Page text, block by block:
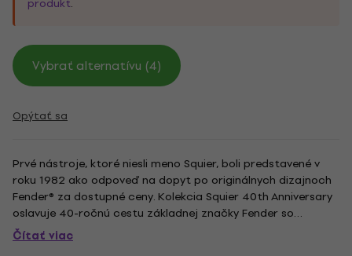
Vybrať alternatívu (4)
Opýtať sa
Prvé nástroje, ktoré niesli meno Squier, boli predstavené v
roku 1982 ako odpoveď na dopyt po originálnych dizajnoch
Fender® za dostupné ceny. Kolekcia Squier 40th Anniversary
oslavuje 40-ročnú cestu základnej značky Fender so
špeciálnymi edíciami Telecaster®, Stratocaster®,
Jazzmaster®, Precision Bass® a Jazz Bass®, všetky dostupné
Čítať viac